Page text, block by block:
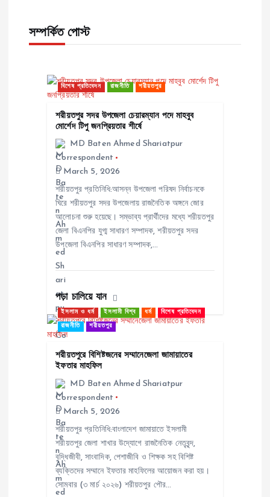
a
সম্পর্কিত পোস্ট
বিশেষ প্রতিবেদন রাজনীতি শরীয়তপুর
শরীয়তপুর সদর উপজেলা চেয়ারম্যান পদে মাহবুব
মোর্শেদ টিপু জনপ্রিয়তার শীর্ষে
MD Baten Ahmed Shariatpur
Correspondent
March 5, 2026
শরীয়তপুর প্রতিনিধি:আসন্ন উপজেলা পরিষদ নির্বাচনকে
ঘিরে শরীয়তপুর সদর উপজেলায় রাজনৈতিক অঙ্গনে জোর
আলোচনা শুরু হয়েছে। সম্ভাব্য প্রার্থীদের মধ্যে শরীয়তপুর
জেলা বিএনপির যুগ্ম সাধারণ সম্পাদক, শরীয়তপুর সদর
উপজেলা বিএনপির সাধারণ সম্পাদক,…
পড়া চালিয়ে যান
ইসলাম ও ধর্ম ইসলামী বিশ্ব ধর্ম বিশেষ প্রতিবেদন
রাজনীতি শরীয়তপুর
শরীয়তপুরে বিশিষ্টজনের সম্মানেজেলা জামায়াতের
ইফতার মাহফিল
MD Baten Ahmed Shariatpur
Correspondent
March 5, 2026
শরীয়তপুর প্রতিনিধি:বাংলাদেশ জামায়াতে ইসলামী
শরীয়তপুর জেলা শাখার উদ্যোগে রাজনৈতিক নেতৃবৃন্দ,
বুদ্ধিজীবী, সাংবাদিক, পেশাজীবি ও শিক্ষক সহ বিশিষ্ট
ব্যক্তিদের সম্মানে ইফতার মাহফিলের আয়োজন করা হয়।
সোমবার (৩ মার্চ ২০২৬) শরীয়তপুর পৌর…